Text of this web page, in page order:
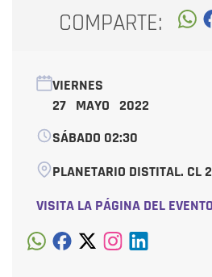
COMPARTE:
VIERNES
27 MAYO 2022
SÁBADO 02:30
PLANETARIO DISTITAL.
VISITA LA PÁGINA DEL EVENTO